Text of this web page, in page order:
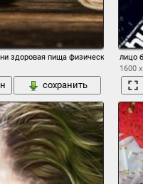
здоровая пища физические
сохранить
лицо
1600